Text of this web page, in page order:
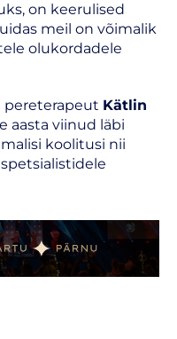
on keerulised
meil on võimalik
olukordadele
pereterapeut Kätlin
aasta viinud läbi
koolitusi nii